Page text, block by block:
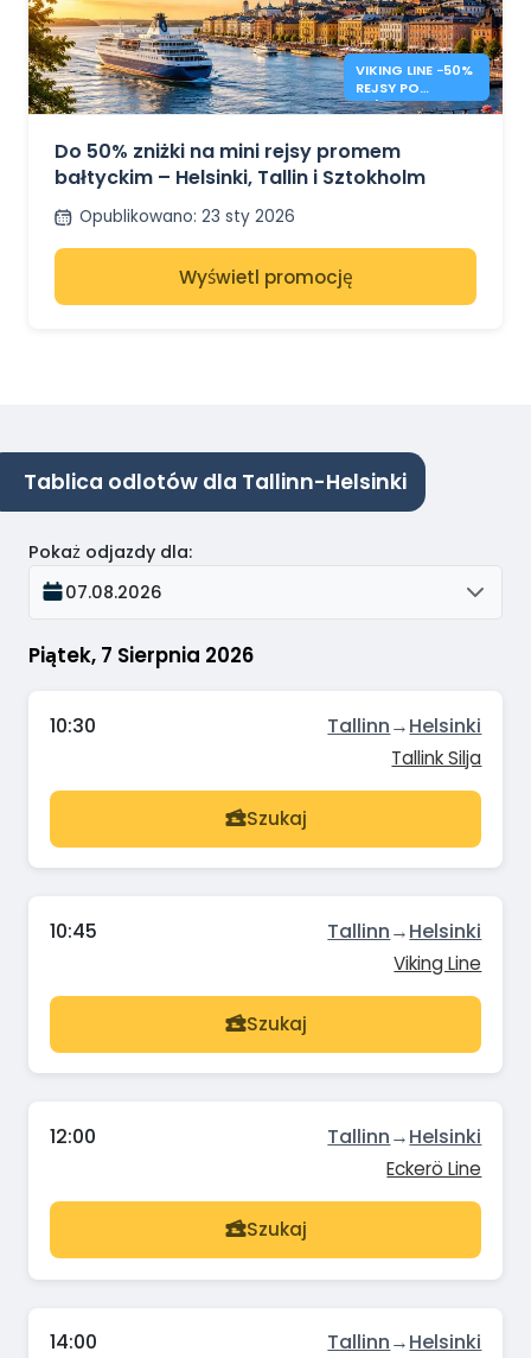
VIKING LINE −50%
REJSY PO
BAŁTYKU
Do 50% zniżki na mini rejsy promem
bałtyckim – Helsinki, Tallin i Sztokholm
Opublikowano: 23 sty 2026
Wyświetl promocję
Tablica odlotów dla Tallinn-Helsinki
Piątek, 7 Sierpnia 2026
Pokaż odjazdy dla:
07.08.2026
10:30 Tallinn→Helsinki
Tallink Silja
Szukaj
10:45 Tallinn→Helsinki
Viking Line
Szukaj
12:00 Tallinn→Helsinki
Eckerö Line
Szukaj
14:00 Tallinn→Helsinki